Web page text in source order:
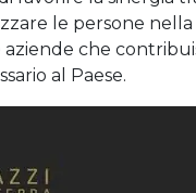
le persone nella
che
al Paese.